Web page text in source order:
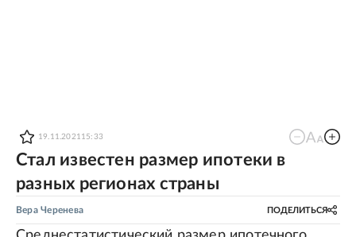
19.11.2021 15:33
Стал известен размер ипотеки в
разных регионах страны
Вера Черенева ПОДЕЛИТЬСЯ